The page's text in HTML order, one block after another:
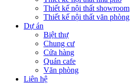
Thiết kế nội thất showroom
Thiết kế nội thất văn phòng
Dự án
Biệt thự
Chung cư
Cửa hàng
Quán cafe
Văn phòng
Liên hệ